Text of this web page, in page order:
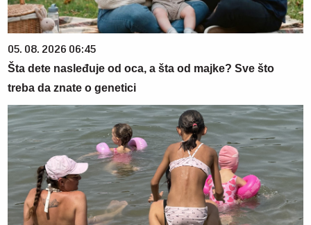
05. 08. 2026 06:45
Šta dete nasleđuje od oca, a šta od majke? Sve što
treba da znate o genetici